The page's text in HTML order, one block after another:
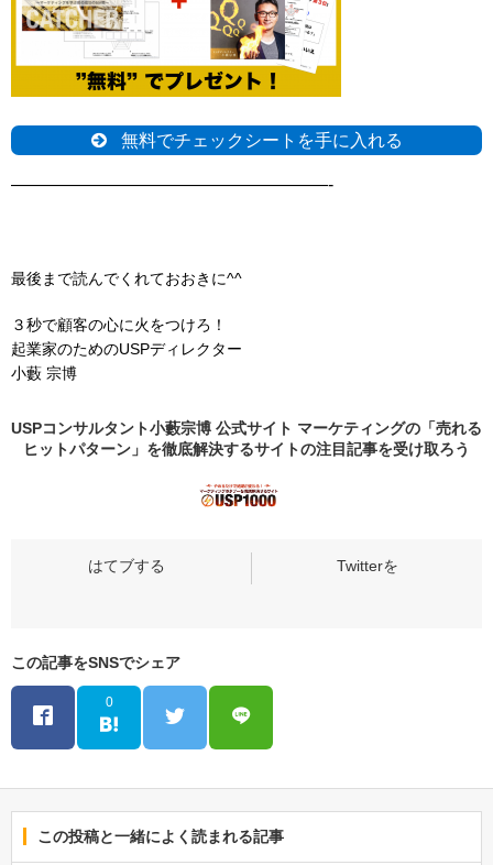
無料でチェックシートを手に入れる
——————————————————-
最後まで読んでくれておおきに^^
３秒で顧客の心に火をつけろ！
起業家のためのUSPディレクター
小藪 宗博
USPコンサルタント小藪宗博 公式サイト マーケティングの「売れる
ヒットパターン」を徹底解決するサイトの注目記事を受け取ろう
この記事をSNSでシェア
0
この投稿と一緒によく読まれる記事